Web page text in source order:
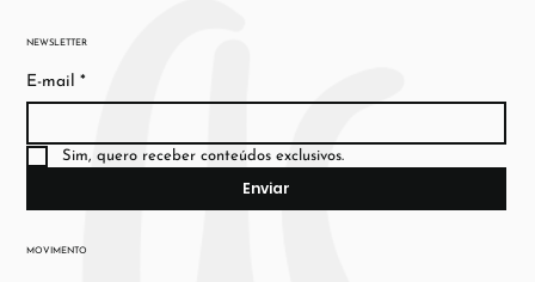
NEWSLETTER
E-mail *
Sim, quero receber conteúdos exclusivos.
Enviar
MOVIMENTO